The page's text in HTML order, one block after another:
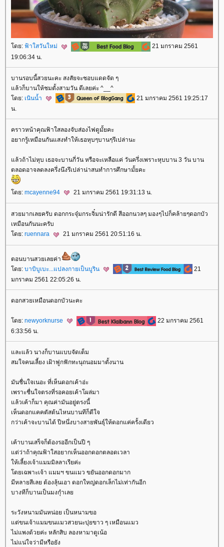
ดย: ฟ้าใสวันใหม่
21 มกราคม 2561
19:06:34 น.
บานรอบนี้สวยนะคะ สงสัยจะชอบแดดจัด ๆ
ล้วก็บานให้ชมตั้งสามวัน ดีเลยค่ะ ^__^
ดย: เนินน้ำ
21 มกราคม 2561 19:25:17
น.
คราวหน้าคุณฟ้าใสลองจับส่องไฟดูมั้ยคะ
อยากรู้เหมือนกันแสงทำให้เธอหุบๆบานๆรึเปล่านะ
ล้วถ้าไม่หุบ เธอจะบานกี่วัน หรือจะเหลือแค่ วันครึ่งเพราะหุบบาน 3 วัน บาน
ตลอดอาจลดลงครึ่งนึงรึเปล่าน่าสนทำการศึกษามั้ยคะ
ดย: mcayenne94 21 มกราคม 2561 19:31:13 น.
สวยมากเลยครับ ดอกกระจุ๋มกระจิ๋มน่ารักดี สีออกนวลๆ มองๆไปก็คล้ายๆดอกบัว
เหมือนกันนะครับ
ดย: ruennara 21 มกราคม 2561 20:51:16 น.
ตอนบานสวยเลยค่า
ดย: บาบิบูเบะ...แปลงกายเป็นบูริน
21
มกราคม 2561 22:05:26 น.
ดอกสวยเหมือนดอกบัวนะคะ
ดย: newyorknurse
22 มกราคม 2561
6:33:56 น.
ละแล้ว นางก็บานแบบจัดเต็ม
สมใจคนเลี้ยง เฝ้าฟูกฟักทะนุถนอมมาตั้งนาน
มันชื่นใจเนอะ ที่เห็นดอกเค้าอ่ะ
เพราะชื่นใจตรงที่รอคอยเค้าโผล่มา
ล้วเค้าก็มา คุณค่ามันอยู่ตรงนี้
เห็นดอกแคคตัสต้นไหนบานทีก็ดีใจ
กว่าเค้าจะบานได้ ปีหนึ่งบางสายพันธุ์ให้ดอกแค่ครั้งเดียว
เค้าบานเสร็จก็ต้องรออีกเป็นปี ๆ
ต่ว่าถ้าคุณฟ้าใสอยากเห็นออกดอกตลอดเวลา
ห้เลี้ยงเจ้าแมมมิลลาเรียค่ะ
ดยเฉพาะเจ้า แมมฯ ขนแมว ขยันออกดอกมาก
มีหลายสีเลย ต้องลุ้นเอา ดอกใหญ่ดอกเล็กไม่เท่ากันอีก
บางทีก็บานเป็นมงกุำเล
ระวังหนามมันหน่อย เป็นหนามขอ
ต่ขนเจ้าแมมขนแมวสวยนะปุยขาว ๆ เหมือนแมว
ไม่แพงด้วยค่ะ หลักสิบ ลองหามาดูเน้อ
ไม่แน่ใจว่ามีหรือยัง